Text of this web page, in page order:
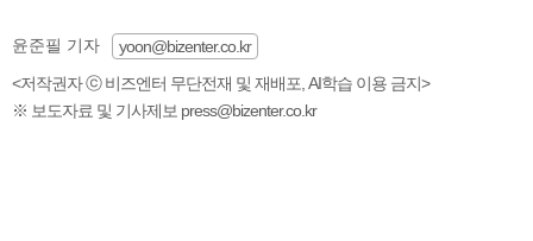
윤준필 기자
yoon@bizenter.co.kr
<저작권자 ⓒ 비즈엔터 무단전재 및 재배포, AI학습 이용 금지>
※ 보도자료 및 기사제보 press@bizenter.co.kr